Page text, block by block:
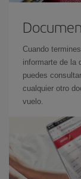
Cuando
informarte de la
puedes
cualquier otro
vuelo.